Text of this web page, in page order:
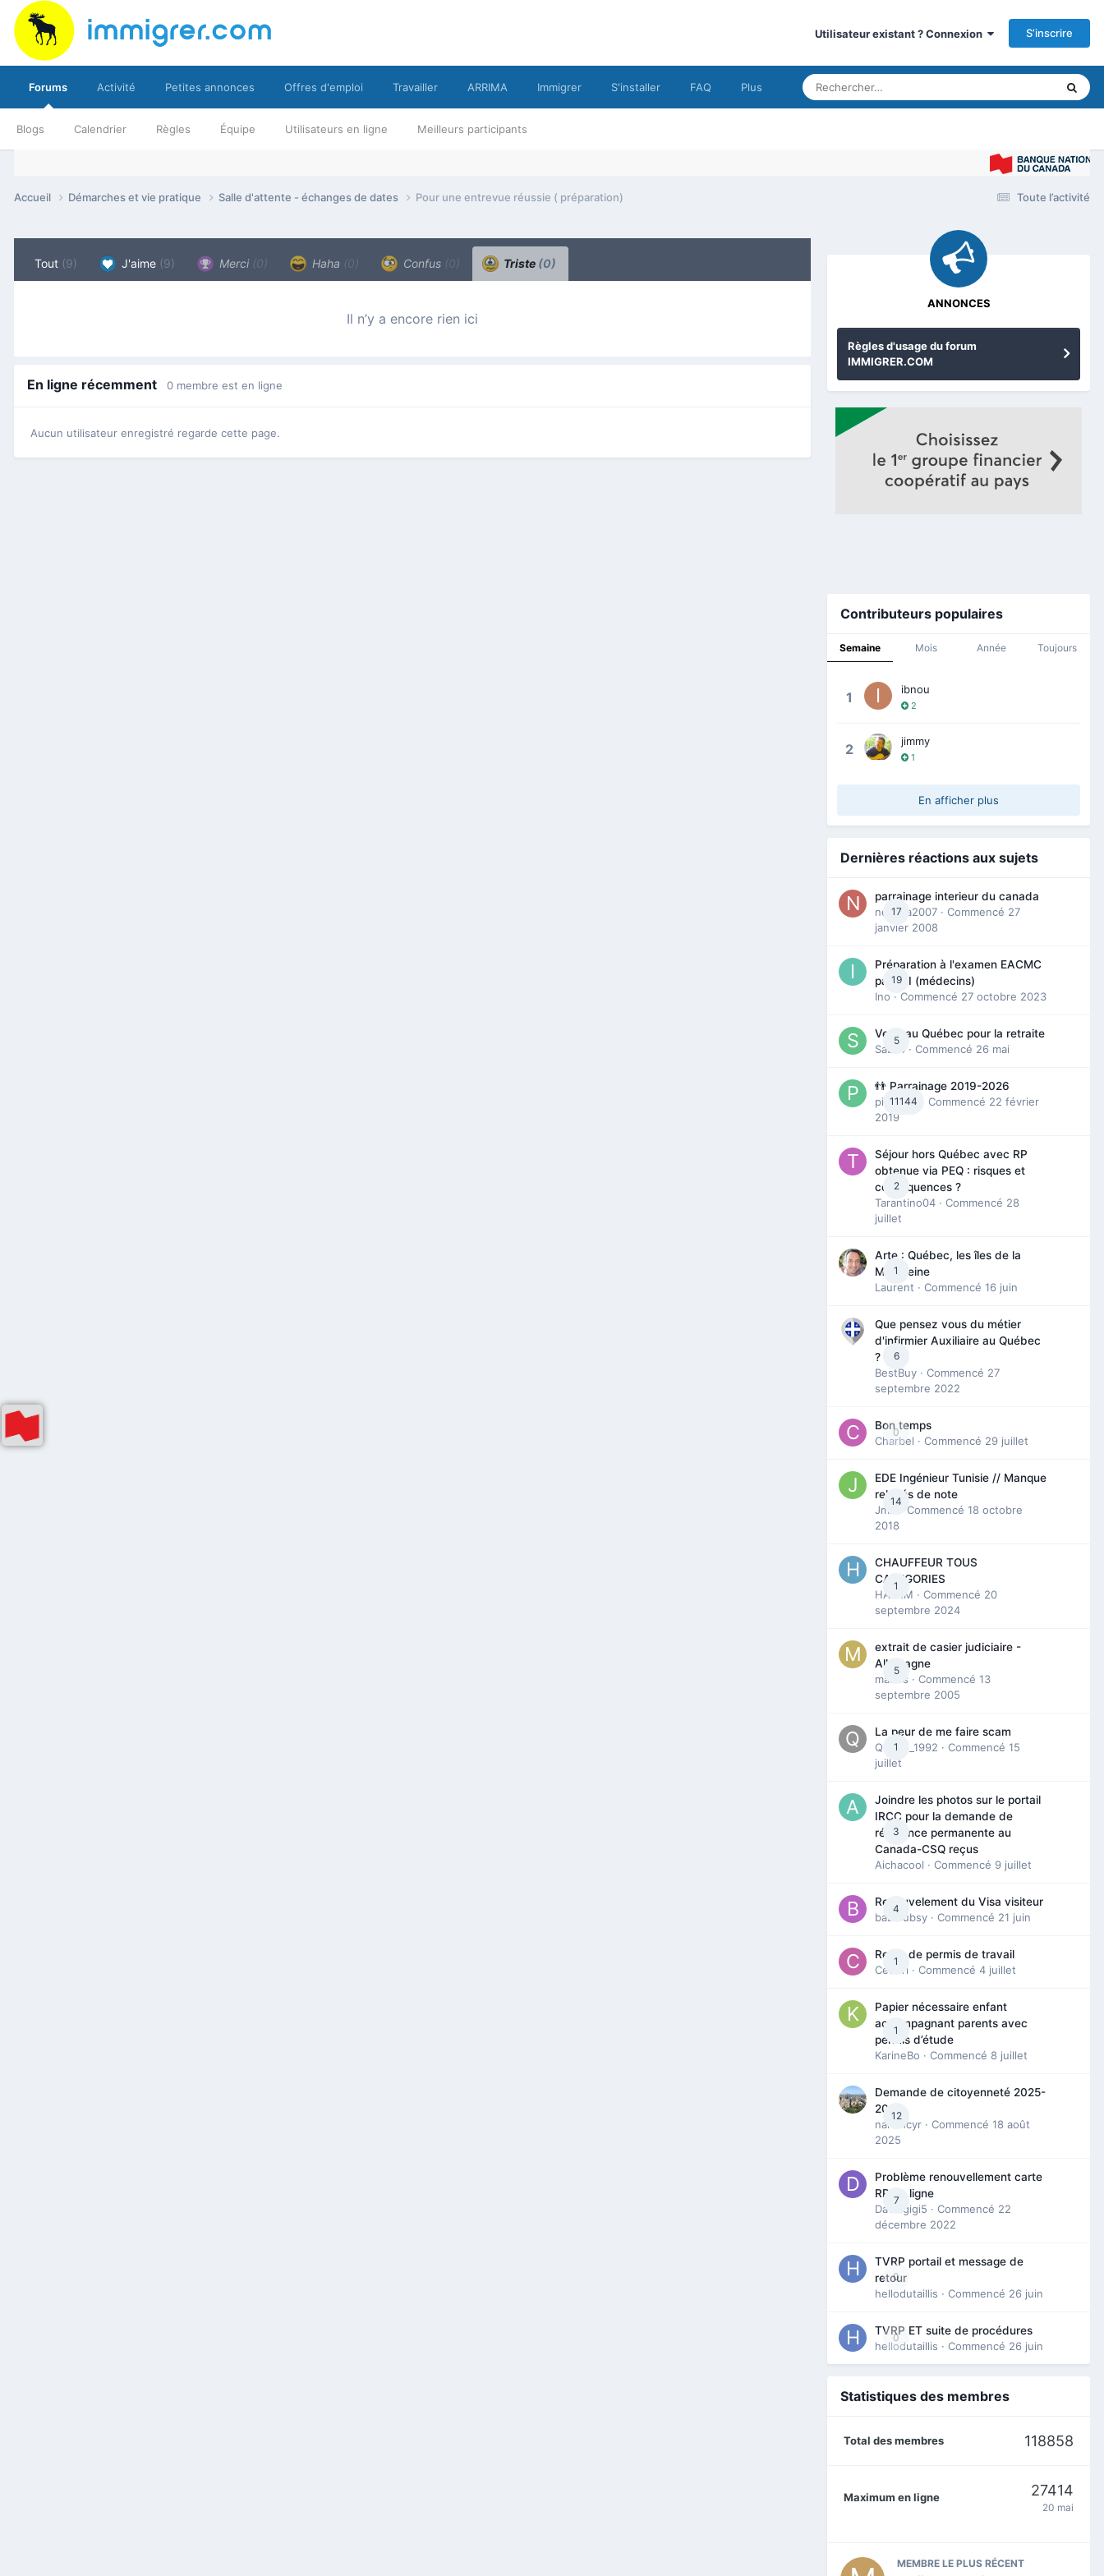
Utilisateur existant ? Connexion S’inscrire
Forums
Blogs Calendrier Règles Équipe Utilisateurs en ligne Meilleurs participants
Activité Petites annonces Offres d'emploi Travailler ARRIMA Immigrer S'installer FAQ Plus
Toute l’activité
Accueil Démarches et vie pratique Salle d'attente - échanges de dates Pour une entrevue réussie ( préparation)
Tout (9) J'aime (9) Merci (0) Haha (0) Confus (0) Triste (0)
Il n’y a encore rien ici
En ligne récemment 0 membre est en ligne
Aucun utilisateur enregistré regarde cette page.
ANNONCES
Règles d'usage du forum
IMMIGRER.COM
Contributeurs populaires
Semaine Mois Année Toujours
1 ibnou
2
2 jimmy
1
En afficher plus
Dernières réactions aux sujets
17
parrainage interieur du canada
nedjma2007 · Commencé 27
janvier 2008
19
Préparation à l'examen EACMC
partie I (médecins)
Ino · Commencé 27 octobre 2023
5
Venir au Québec pour la retraite
Sab74 · Commencé 26 mai
11144
👬 Parrainage 2019-2026
piinoush
· Commencé 22 février
2019
2
Séjour hors Québec avec RP
obtenue via PEQ : risques et
conséquences ?
Tarantino04 · Commencé 28
juillet
1
Arte : Québec, les îles de la
Madeleine
Laurent · Commencé 16 juin
6
Que pensez vous du métier
d'infirmier Auxiliaire au Québec
?
BestBuy · Commencé 27
septembre 2022
0
Bon temps
Charbel · Commencé 29 juillet
14
EDE Ingénieur Tunisie // Manque
relevés de note
Jmili
· Commencé 18 octobre
2018
1
CHAUFFEUR TOUS
CATEGORIES
HAZEM · Commencé 20
septembre 2024
5
extrait de casier judiciaire -
Allemagne
maries · Commencé 13
septembre 2005
1
La peur de me faire scam
Queen_1992 · Commencé 15
juillet
3
Joindre les photos sur le portail
IRCC pour la demande de
résidence permanente au
Canada-CSQ reçus
Aichacool · Commencé 9 juillet
4
Renouvelement du Visa visiteur
babibubsy · Commencé 21 juin
1
Refus de permis de travail
Cedbri · Commencé 4 juillet
1
Papier nécessaire enfant
accompagnant parents avec
permis d’étude
KarineBo · Commencé 8 juillet
12
Demande de citoyenneté 2025-
2026
nanancyr · Commencé 18 août
2025
7
Problème renouvellement carte
RP en ligne
Davidgigi5 · Commencé 22
décembre 2022
0
TVRP portail et message de
retour
hellodutaillis · Commencé 26 juin
0
TVRP ET suite de procédures
hellodutaillis · Commencé 26 juin
Statistiques des membres
Total des membres 118858
Maximum en ligne 27414
20 mai
MEMBRE LE PLUS RÉCENT